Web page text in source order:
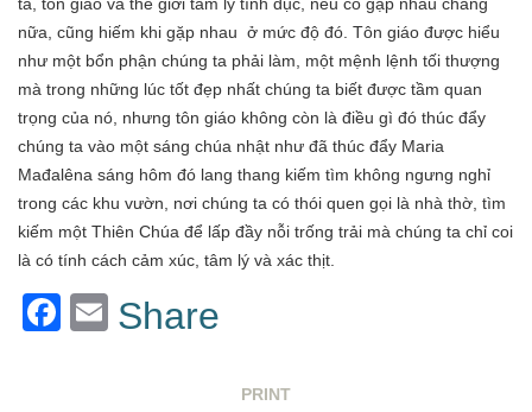
nữa, cũng hiếm khi gặp nhau ở mức độ đó. Tôn giáo được hiểu
như một bổn phận chúng ta phải làm, một mệnh lệnh tối thượng
mà trong những lúc tốt đẹp nhất chúng ta biết được tầm quan
trọng của nó, nhưng tôn giáo không còn là điều gì đó thúc đẩy
chúng ta vào một sáng chúa nhật như đã thúc đẩy Maria
Mađalêna sáng hôm đó lang thang kiếm tìm không ngưng nghỉ
trong các khu vườn, nơi chúng ta có thói quen gọi là nhà thờ, tìm
kiếm một Thiên Chúa để lấp đầy nỗi trống trải mà chúng ta chỉ coi
là có tính cách cảm xúc, tâm lý và xác thịt.
Facebook
Email
Share
PRINT